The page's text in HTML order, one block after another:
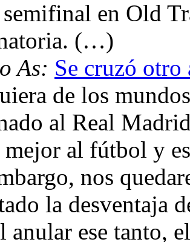
semifinal en Old
(…)
As: Se cruzó
de los
al Real
mejor al fútbol y
nos
la desventaja
anular ese tanto,